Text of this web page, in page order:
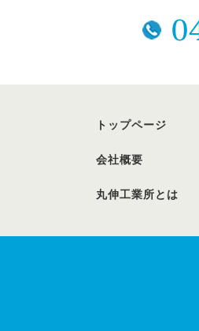
トップページ
会社概要
丸伸工業所とは